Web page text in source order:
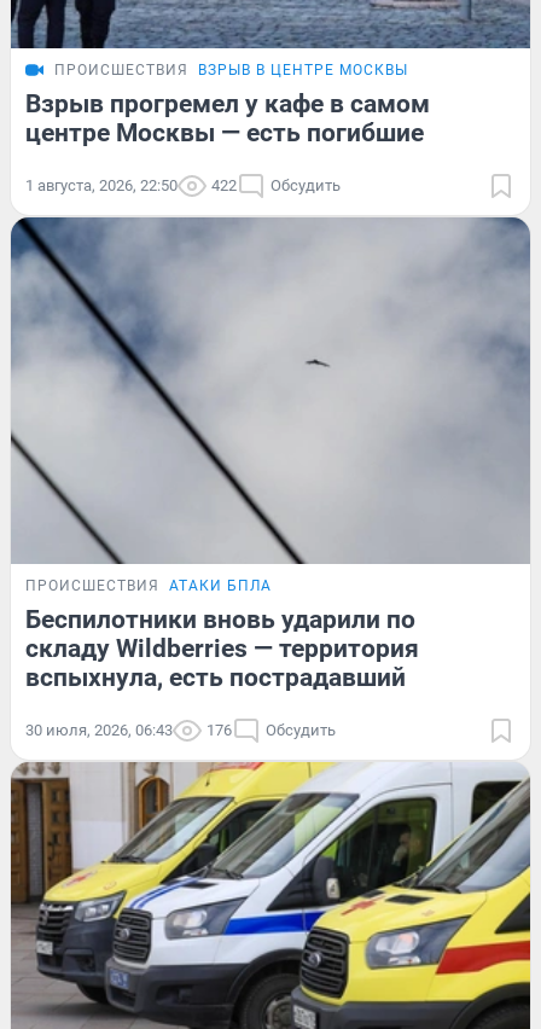
ПРОИСШЕСТВИЯ ВЗРЫВ В ЦЕНТРЕ МОСКВЫ
Взрыв прогремел у кафе в самом
центре Москвы — есть погибшие
1 августа, 2026, 22:50 422 Обсудить
ПРОИСШЕСТВИЯ АТАКИ БПЛА
Беспилотники вновь ударили по
складу Wildberries — территория
вспыхнула, есть пострадавший
30 июля, 2026, 06:43 176 Обсудить